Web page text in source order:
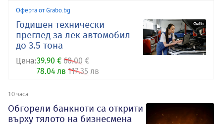
Оферта от Grabo.bg
Годишен технически
преглед за лек автомобил
до 3.5 тона
Цена:39.90 € 60.00 €
78.04 лв 117.35 лв
10 часа
Обгорели банкноти са открити
върху тялото на бизнесмена